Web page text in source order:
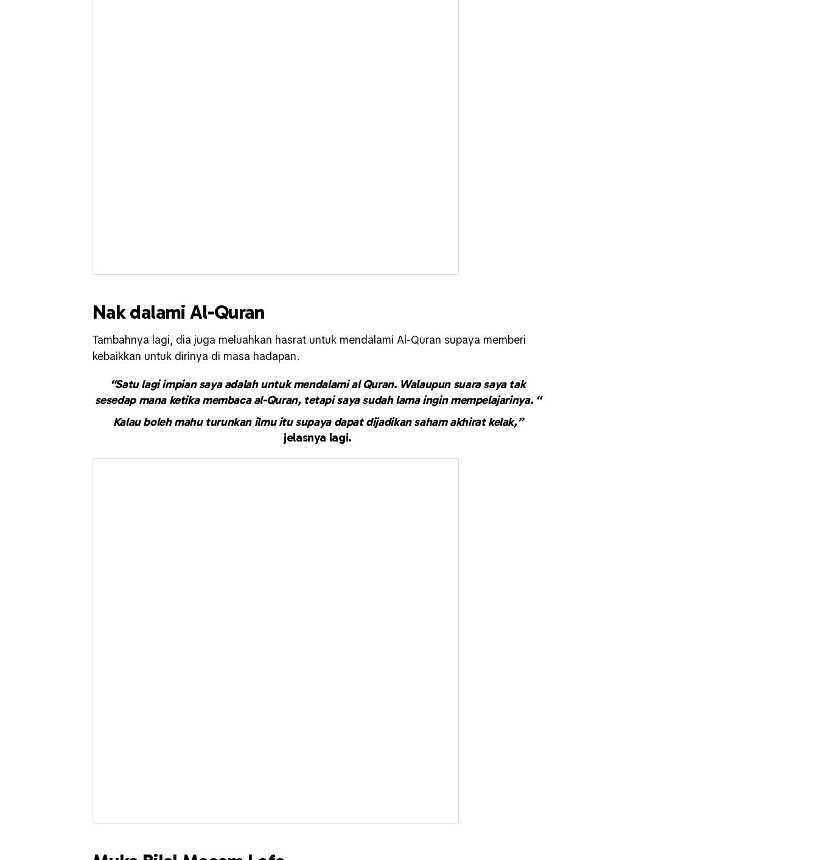
Nak dalami Al-Quran
Tambahnya lagi, dia juga meluahkan hasrat untuk mendalami Al-Quran supaya memberi
kebaikkan untuk dirinya di masa hadapan.
“Satu lagi impian saya adalah untuk mendalami al Quran. Walaupun suara saya tak
sesedap mana ketika membaca al-Quran, tetapi saya sudah lama ingin mempelajarinya. “
Kalau boleh mahu turunkan ilmu itu supaya dapat dijadikan saham akhirat kelak,”
jelasnya lagi.